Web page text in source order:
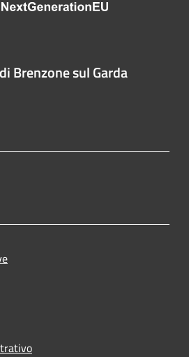
Brenzone sul Garda